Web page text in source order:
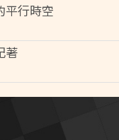
平行時空
著